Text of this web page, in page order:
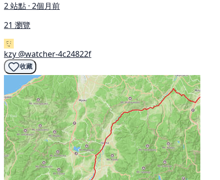
2 站點 · 2個月前
21 瀏覽
kzy @watcher-4c24822f
收藏